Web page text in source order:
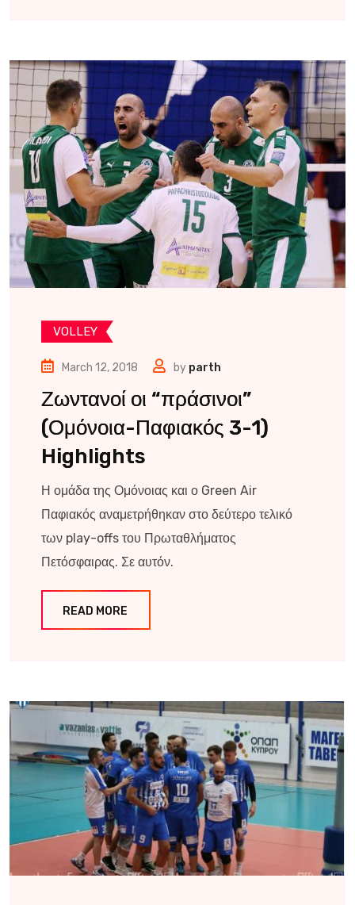
VOLLEY
March 12, 2018 by parth
Ζωντανοί οι “πράσινοι”
(Ομόνοια-Παφιακός 3-1)
Highlights
Η ομάδα της Ομόνοιας και ο Green Air
Παφιακός αναμετρήθηκαν στο δεύτερο τελικό
των play-offs του Πρωταθλήματος
Πετόσφαιρας. Σε αυτόν.
READ MORE